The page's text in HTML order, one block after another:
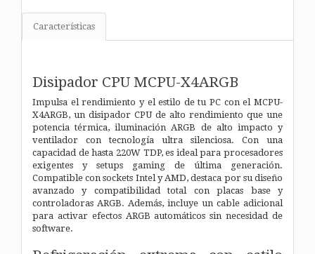
Características
Disipador CPU MCPU-X4ARGB
Impulsa el rendimiento y el estilo de tu PC con el MCPU-
X4ARGB, un disipador CPU de alto rendimiento que une
potencia térmica, iluminación ARGB de alto impacto y
ventilador con tecnología ultra silenciosa. Con una
capacidad de hasta 220W TDP, es ideal para procesadores
exigentes y setups gaming de última generación.
Compatible con sockets Intel y AMD, destaca por su diseño
avanzado y compatibilidad total con placas base y
controladoras ARGB. Además, incluye un cable adicional
para activar efectos ARGB automáticos sin necesidad de
software.